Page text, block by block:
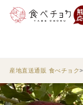
産地直送通販 食べチョク